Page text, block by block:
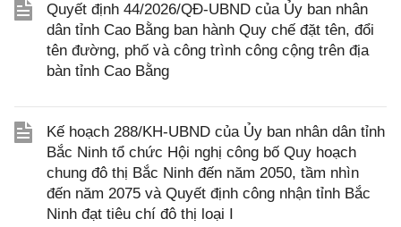
Quyết định 44/2026/QĐ-UBND của Ủy ban nhân
dân tỉnh Cao Bằng ban hành Quy chế đặt tên, đổi
tên đường, phố và công trình công cộng trên địa
bàn tỉnh Cao Bằng
Kế hoạch 288/KH-UBND của Ủy ban nhân dân tỉnh
Bắc Ninh tổ chức Hội nghị công bố Quy hoạch
chung đô thị Bắc Ninh đến năm 2050, tầm nhìn
đến năm 2075 và Quyết định công nhận tỉnh Bắc
Ninh đạt tiêu chí đô thị loại I